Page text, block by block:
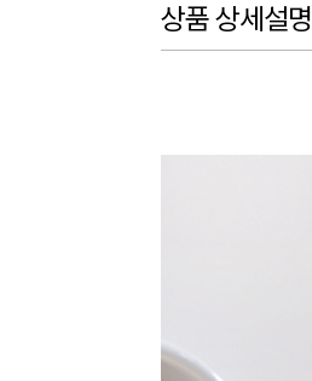
상품 상세설명